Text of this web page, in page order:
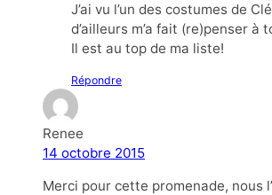
J’ai vu l’un des costumes de
d’ailleurs m’a fait (re)penser à
Il est au top de ma liste!
Répondre
Renee
14 octobre 2015
Merci pour cette promenade, nous